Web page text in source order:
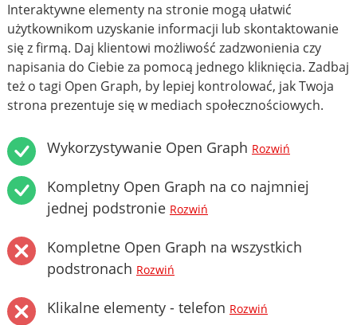
Interaktywne elementy na stronie mogą ułatwić
użytkownikom uzyskanie informacji lub skontaktowanie
się z firmą. Daj klientowi możliwość zadzwonienia czy
napisania do Ciebie za pomocą jednego kliknięcia. Zadbaj
też o tagi Open Graph, by lepiej kontrolować, jak Twoja
strona prezentuje się w mediach społecznościowych.
Wykorzystywanie Open Graph Rozwiń
Kompletny Open Graph na co najmniej
jednej podstronie Rozwiń
Kompletne Open Graph na wszystkich
podstronach Rozwiń
Klikalne elementy - telefon Rozwiń